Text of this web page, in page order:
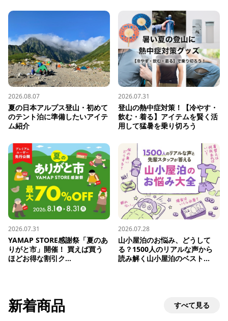
2026.08.07
夏の日本アルプス登山・初めて
のテント泊に準備したいアイテ
ム紹介
2026.07.31
登山の熱中症対策！【冷やす・
飲む・着る】アイテムを賢く活
用して猛暑を乗り切ろう
2026.07.31
YAMAP STORE感謝祭「夏のあ
りがと市」開催！ 買えば買う
ほどお得な割引ク...
2026.07.28
山小屋泊のお悩み、どうして
る？1500人のリアルな声から
読み解く山小屋泊のベスト...
新着商品 すべて見る